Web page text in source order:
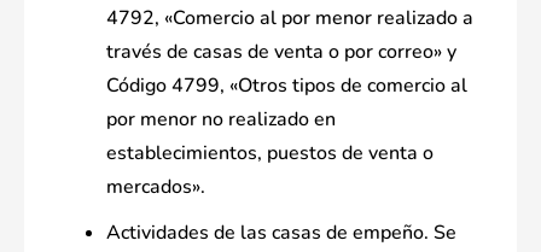
4792, «Comercio al por menor realizado a
través de casas de venta o por correo» y
Código 4799, «Otros tipos de comercio al
por menor no realizado en
establecimientos, puestos de venta o
mercados».
Actividades de las casas de empeño. Se